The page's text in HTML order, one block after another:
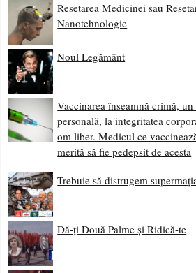
Resetarea Medicinei sau
Nanotehnologie
Noul Legământ
Vaccinarea înseamnă crimă, un
personală, la integritatea
om liber. Medicul ce
merită să fie pedepsit de acesta
Trebuie să distrugem
Dă-ți Două Palme și Ridică-te